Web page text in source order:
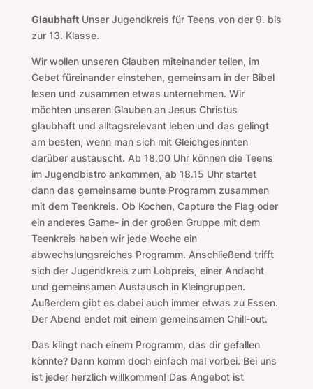
GlaubhaftUnser Jugendkreis für Teens von der 9. bis
zur 13. Klasse.
Wir wollen unseren Glauben miteinander teilen, im
Gebet füreinander einstehen, gemeinsam in der Bibel
lesen und zusammen etwas unternehmen. Wir
möchten unseren Glauben an Jesus Christus
glaubhaft und alltagsrelevant leben und das gelingt
am besten, wenn man sich mit Gleichgesinnten
darüber austauscht. Ab 18.00 Uhr können die Teens
im Jugendbistro ankommen, ab 18.15 Uhr startet
dann das gemeinsame bunte Programm zusammen
mit dem Teenkreis. Ob Kochen, Capture the Flag oder
ein anderes Game- in der großen Gruppe mit dem
Teenkreis haben wir jede Woche ein
abwechslungsreiches Programm. Anschließend trifft
sich der Jugendkreis zum Lobpreis, einer Andacht
und gemeinsamen Austausch in Kleingruppen.
Außerdem gibt es dabei auch immer etwas zu Essen.
Der Abend endet mit einem gemeinsamen Chill-out.
Das klingt nach einem Programm, das dir gefallen
könnte? Dann komm doch einfach mal vorbei. Bei uns
ist jeder herzlich willkommen! Das Angebot ist